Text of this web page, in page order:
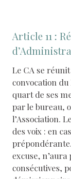
Article 11 :
Le CA se
convocation
quart de ses
par le bureau,
l’Association.
des voix : en
excuse,
consécutives,